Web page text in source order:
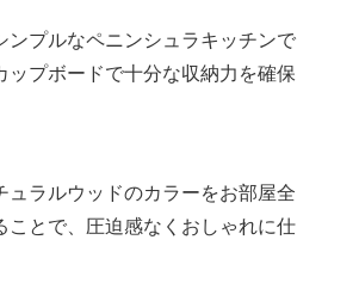
ンプルなペニンシュラキッチンで
ップボードで十分な収納力を確保
ュラルウッドのカラーをお部屋全
ことで、圧迫感なくおしゃれに仕